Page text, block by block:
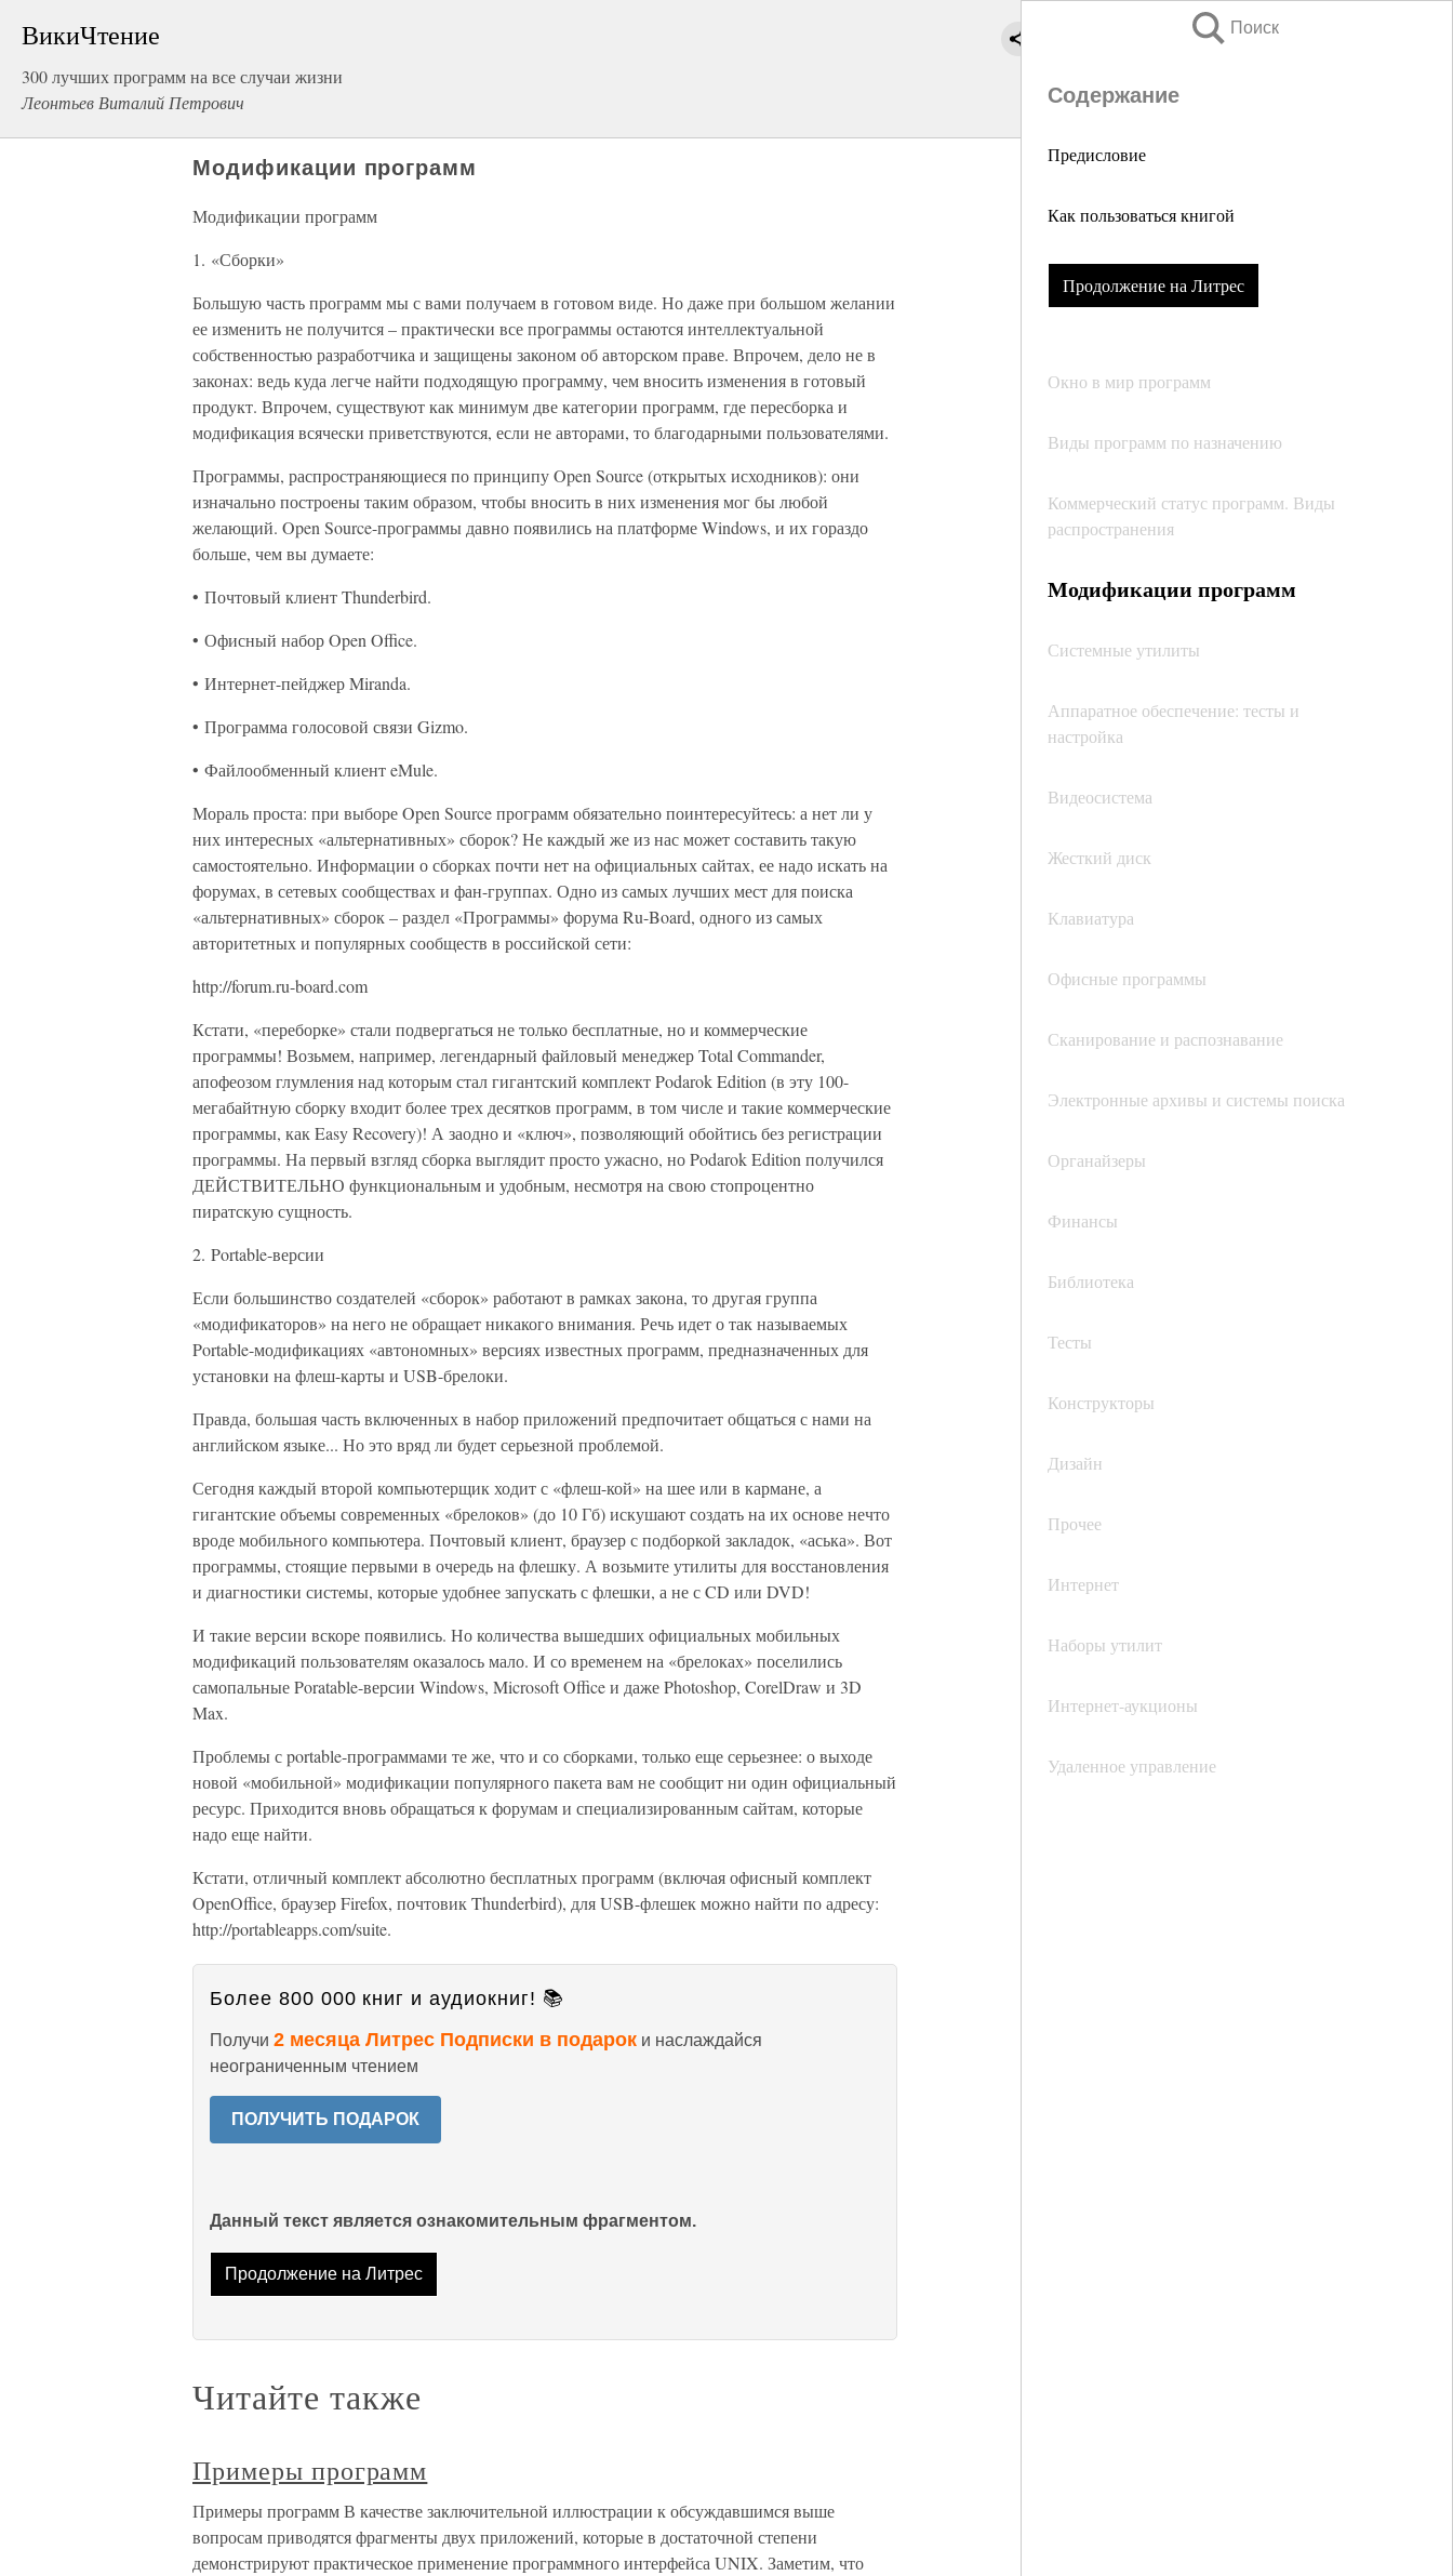
ВикиЧтение
300 лучших программ на все случаи жизни
Леонтьев Виталий Петрович
Поиск
Содержание
Предисловие
Как пользоваться книгой
Продолжение на Литрес
Окно в мир программ
Виды программ по назначению
Коммерческий статус программ. Виды
распространения
Модификации программ
Системные утилиты
Аппаратное обеспечение: тесты и
настройка
Видеосистема
Жесткий диск
Клавиатура
Офисные программы
Сканирование и распознавание
Электронные архивы и системы поиска
Органайзеры
Финансы
Библиотека
Тесты
Конструкторы
Дизайн
Прочее
Интернет
Наборы утилит
Интернет-аукционы
Удаленное управление
Модификации программ
Модификации программ
1. «Сборки»
Большую часть программ мы с вами получаем в готовом виде. Но даже при большом желании
ее изменить не получится – практически все программы остаются интеллектуальной
собственностью разработчика и защищены законом об авторском праве. Впрочем, дело не в
законах: ведь куда легче найти подходящую программу, чем вносить изменения в готовый
продукт. Впрочем, существуют как минимум две категории программ, где пересборка и
модификация всячески приветствуются, если не авторами, то благодарными пользователями.
Программы, распространяющиеся по принципу Open Source (открытых исходников): они
изначально построены таким образом, чтобы вносить в них изменения мог бы любой
желающий. Open Source-программы давно появились на платформе Windows, и их гораздо
больше, чем вы думаете:
• Почтовый клиент Thunderbird.
• Офисный набор Open Office.
• Интернет-пейджер Miranda.
• Программа голосовой связи Gizmo.
• Файлообменный клиент eMule.
Мораль проста: при выборе Open Source программ обязательно поинтересуйтесь: а нет ли у
них интересных «альтернативных» сборок? Не каждый же из нас может составить такую
самостоятельно. Информации о сборках почти нет на официальных сайтах, ее надо искать на
форумах, в сетевых сообществах и фан-группах. Одно из самых лучших мест для поиска
«альтернативных» сборок – раздел «Программы» форума Ru-Board, одного из самых
авторитетных и популярных сообществ в российской сети:
http://forum.ru-board.com
Кстати, «переборке» стали подвергаться не только бесплатные, но и коммерческие
программы! Возьмем, например, легендарный файловый менеджер Total Commander,
апофеозом глумления над которым стал гигантский комплект Podarok Edition (в эту 100-
мегабайтную сборку входит более трех десятков программ, в том числе и такие коммерческие
программы, как Easy Recovery)! А заодно и «ключ», позволяющий обойтись без регистрации
программы. На первый взгляд сборка выглядит просто ужасно, но Podarok Edition получился
ДЕЙСТВИТЕЛЬНО функциональным и удобным, несмотря на свою стопроцентно
пиратскую сущность.
2. Portable-версии
Если большинство создателей «сборок» работают в рамках закона, то другая группа
«модификаторов» на него не обращает никакого внимания. Речь идет о так называемых
Portable-модификациях «автономных» версиях известных программ, предназначенных для
установки на флеш-карты и USB-брелоки.
Правда, большая часть включенных в набор приложений предпочитает общаться с нами на
английском языке... Но это вряд ли будет серьезной проблемой.
Сегодня каждый второй компьютерщик ходит с «флеш-кой» на шее или в кармане, а
гигантские объемы современных «брелоков» (до 10 Гб) искушают создать на их основе нечто
вроде мобильного компьютера. Почтовый клиент, браузер с подборкой закладок, «аська». Вот
программы, стоящие первыми в очередь на флешку. А возьмите утилиты для восстановления
и диагностики системы, которые удобнее запускать с флешки, а не с CD или DVD!
И такие версии вскоре появились. Но количества вышедших официальных мобильных
модификаций пользователям оказалось мало. И со временем на «брелоках» поселились
самопальные Poratable-версии Windows, Microsoft Office и даже Photoshop, CorelDraw и 3D
Max.
Проблемы с portable-программами те же, что и со сборками, только еще серьезнее: о выходе
новой «мобильной» модификации популярного пакета вам не сообщит ни один официальный
ресурс. Приходится вновь обращаться к форумам и специализированным сайтам, которые
надо еще найти.
Кстати, отличный комплект абсолютно бесплатных программ (включая офисный комплект
OpenOffice, браузер Firefox, почтовик Thunderbird), для USB-флешек можно найти по адресу:
http://portableapps.com/suite.
Более 800 000 книг и аудиокниг! 📚
Получи 2 месяца Литрес Подписки в подарок и наслаждайся
неограниченным чтением
ПОЛУЧИТЬ ПОДАРОК
Данный текст является ознакомительным фрагментом.
Продолжение на Литрес
Читайте также
Примеры программ
Примеры программ В качестве заключительной иллюстрации к обсуждавшимся выше
вопросам приводятся фрагменты двух приложений, которые в достаточной степени
демонстрируют практическое применение программного интерфейса UNIX. Заметим, что